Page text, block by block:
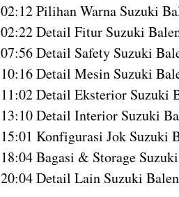
02:12 Pilihan Warna Suzuki
02:22 Detail Fitur Suzuki
07:56 Detail Safety Suzuki
10:16 Detail Mesin Suzuki
11:02 Detail Eksterior Suzuki
13:10 Detail Interior Suzuki
15:01 Konfigurasi Jok Suzuki
18:04 Bagasi & Storage
20:04 Detail Lain Suzuki